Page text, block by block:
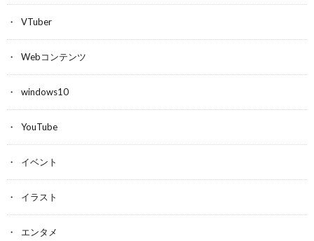
VTuber
Webコンテンツ
windows10
YouTube
イベント
イラスト
エンタメ